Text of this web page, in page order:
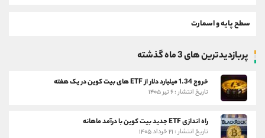
سطح پایه و اسمارت
پربازدیدترین های 3 ماه گذشته
خروج 1.34 میلیارد دلار از ETF های بیت کوین در یک هفته
تاریخ انتشار : ۶ تیر ۱۴۰۵
راه اندازی ETF جدید بیت کوین با درآمد ماهانه
تاریخ انتشار : ۲۱ خرداد ۱۴۰۵